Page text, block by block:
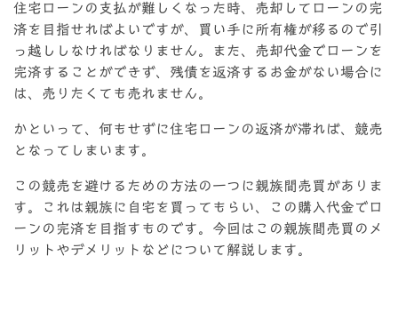
住宅ローンの支払が難しくなった時、売却してローンの完
済を目指せればよいですが、買い手に所有権が移るので引
っ越ししなければなりません。また、売却代金でローンを
完済することができず、残債を返済するお金がない場合に
は、売りたくても売れません。
かといって、何もせずに住宅ローンの返済が滞れば、競売
となってしまいます。
この競売を避けるための方法の一つに親族間売買がありま
す。これは親族に自宅を買ってもらい、この購入代金でロ
ーンの完済を目指すものです。今回はこの親族間売買のメ
リットやデメリットなどについて解説します。